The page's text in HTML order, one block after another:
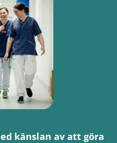
känslan av att göra